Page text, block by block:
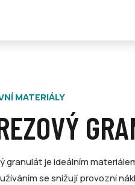
MATERIÁLY
granulát je ideálním
se snižují provozní